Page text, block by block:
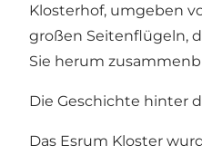
Klosterhof, umgeben
großen Seitenflügeln,
Sie herum
Die Geschichte hinter
Das Esrum Kloster